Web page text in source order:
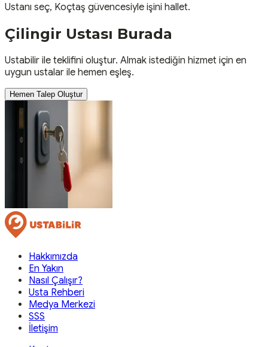
Ustanı seç, Koçtaş güvencesiyle işini hallet.
Çilingir Ustası Burada
Ustabilir ile teklifini oluştur. Almak istediğin hizmet için en
uygun ustalar ile hemen eşleş.
Hemen Talep Oluştur
Hakkımızda
En Yakın
Nasıl Çalışır?
Usta Rehberi
Medya Merkezi
SSS
İletişim